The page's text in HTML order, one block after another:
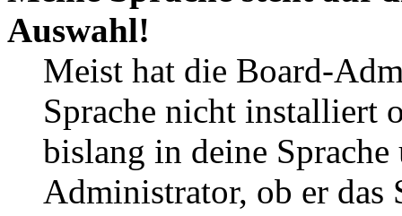
Auswahl!
Meist hat die Board-
Sprache nicht installiert
bislang in deine
Administrator, ob er das